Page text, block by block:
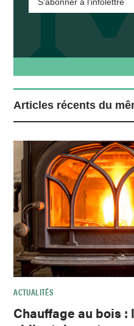
Articles récents du
ACTUALITÉS
Chauffage au bois